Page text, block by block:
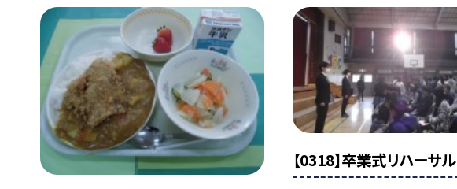
【0318】卒業式リハーサル